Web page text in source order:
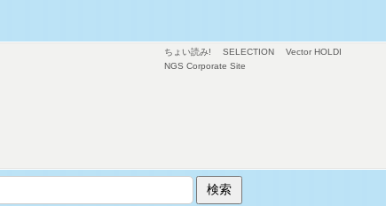
ちょい読み! SELECTION
Vector HOLDI
NGS Corporate Site